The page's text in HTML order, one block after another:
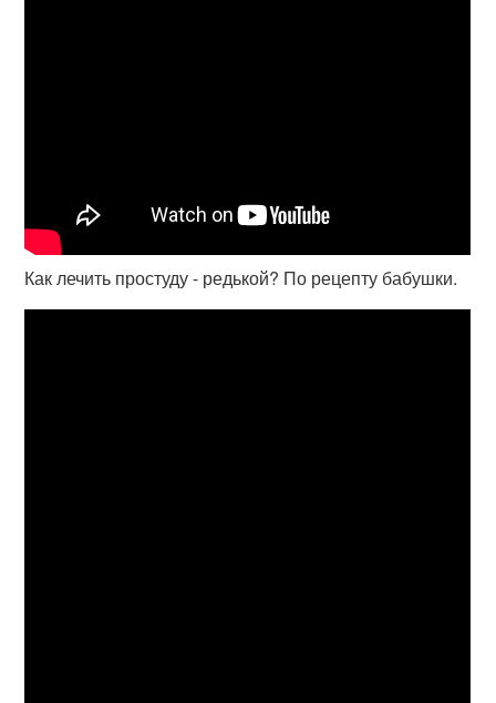
Как лечить простуду - редькой? По рецепту бабушки.